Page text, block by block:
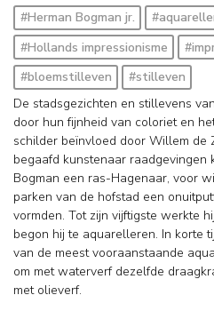
#Herman Bogman jr.
#Hollands impressionisme
#bloemstilleven
#stilleven
De stadsgezichten en stillevens
door hun fijnheid van coloriet en
schilder beïnvloed door Willem de
begaafd kunstenaar
Bogman een ras-Hagenaar, voor
parken van de hofstad een
vormden. Tot zijn vijftigste werkte
begon hij te aquarelleren. In korte
van de meest vooraanstaande
om met waterverf dezelfde
met olieverf.